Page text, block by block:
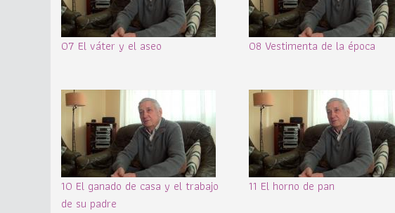
07 El váter y el aseo 08 Vestimenta de la época
10 El ganado de casa y el trabajo
de su padre
11 El horno de pan